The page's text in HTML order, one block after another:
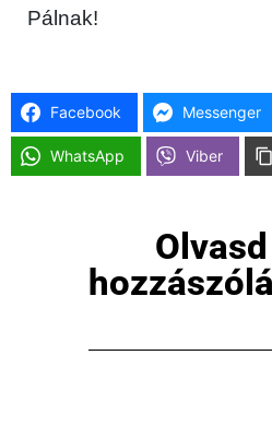
Pálnak!
Facebook Messenger
WhatsApp Viber